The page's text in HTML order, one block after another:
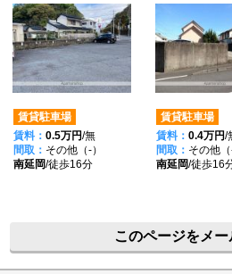
賃貸駐車場
賃料： 0.5万円/無
間取： その他（-）
南延岡/徒歩16分
賃貸駐車場
賃料： 0.4万円/
間取： その他（-
南延岡/徒歩16
このページをメー